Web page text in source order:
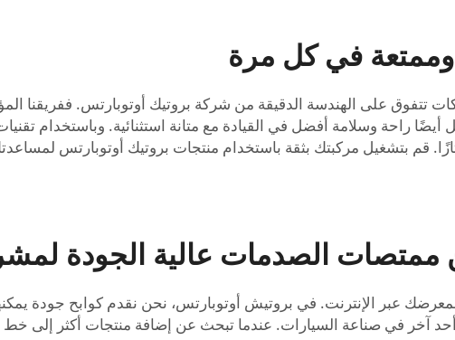
وممتعة في كل مرة
على الهندسة الدقيقة من شركة بروتيك أوتوبارتس. ففريقنا
راحة وسلامة أفضل في القيادة مع متانة استثنائية. وباستخدام
قم بتشغيل مركبتك بثقة باستخدام منتجات بروتيك أوتوبارتس
ممتصات الصدمات عالية الجودة
عبر الإنترنت. في بروتيش أوتوبارتس، نحن نقدم كوابح جودة
أحد آخر في صناعة السيارات. عندما تبحث عن إضافة منتجات أكثر إلى